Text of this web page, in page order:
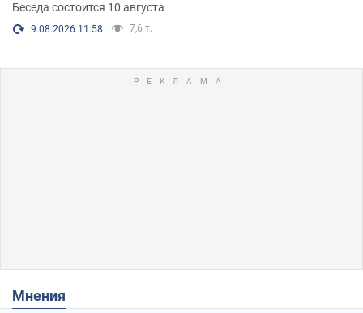
Беседа состоится 10 августа
9.08.2026 11:58 7,6 т.
Мнения